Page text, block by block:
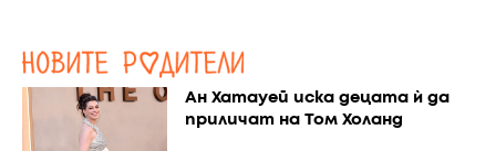
Ан Хатауей иска децата ѝ да
приличат на Том Холанд